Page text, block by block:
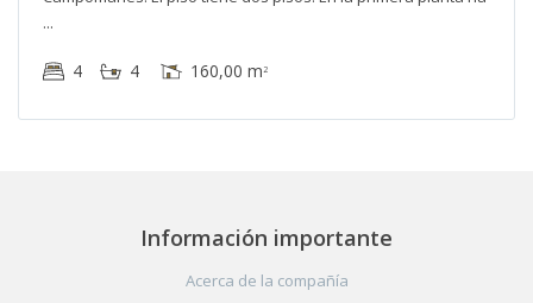
4 4 160,00 m2
Información importante
Acerca de la compañía